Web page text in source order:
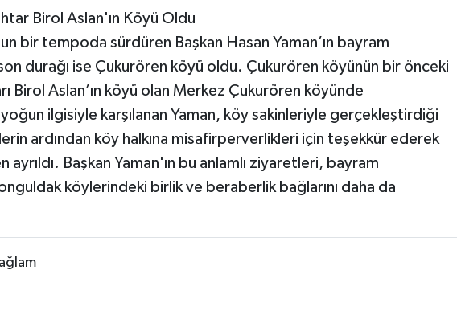
Birol Aslan'ın Köyü Oldu
bir tempoda sürdüren Başkan Hasan Yaman’ın bayram
durağı ise Çukurören köyü oldu. Çukurören köyünün bir önceki
Birol Aslan’ın köyü olan Merkez Çukurören köyünde
ilgisiyle karşılanan Yaman, köy sakinleriyle gerçekleştirdiği
ardından köy halkına misafirperverlikleri için teşekkür ederek
ayrıldı. Başkan Yaman'ın bu anlamlı ziyaretleri, bayram
köylerindeki birlik ve beraberlik bağlarını daha da